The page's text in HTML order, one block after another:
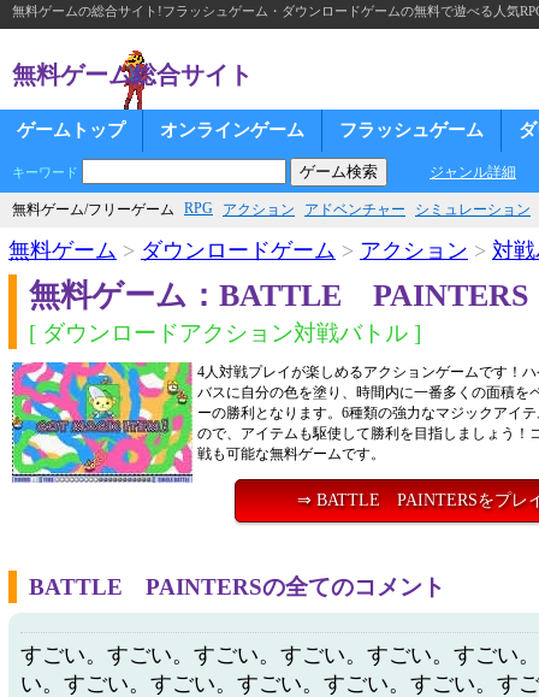
無料ゲームの総合サイト!フラッシュゲーム・ダウンロードゲームの無料で遊べる人気
無料ゲーム総合サイト
ゲームトップ オンラインゲーム フラッシュゲーム
キーワード ジャンル詳細
無料ゲーム/フリーゲーム RPG アクション アドベンチャー シミュレーション
無料ゲーム > ダウンロードゲーム > アクション > 対
無料ゲーム：BATTLE PAINTERS
[ ダウンロードアクション対戦バトル ]
4人対戦プレイが楽しめるアクションゲームです！
バスに自分の色を塗り、時間内に一番多くの面積を
ーの勝利となります。6種類の強力なマジックアイ
ので、アイテムも駆使して勝利を目指しましょう！
戦も可能な無料ゲームです。
⇒ BATTLE PAINTERSをプレ
BATTLE PAINTERSの全てのコメント
すごい。すごい。すごい。すごい。すごい。すごい
い。すごい。すごい。すごい。すごい。すごい。す